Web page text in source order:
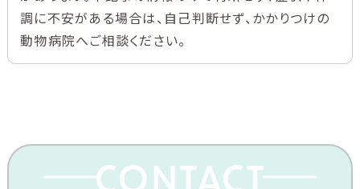
調に不安がある場合は、自己判断せず、かかりつけの
動物病院へご相談ください。
CONTACT